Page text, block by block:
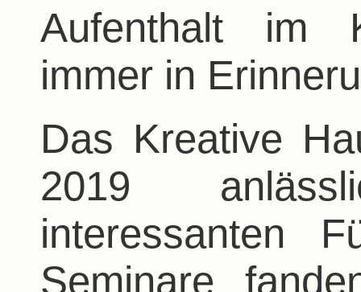
Aufenthalt im
immer in
Das Kreative
2019
interessanten
Seminare